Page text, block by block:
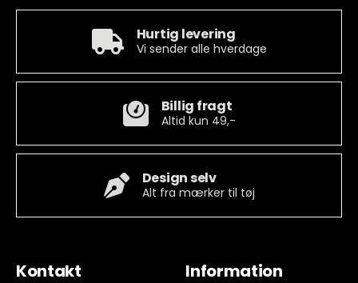
Hurtig levering
Vi sender alle hverdage
Billig fragt
Altid kun 49,-
Design selv
Alt fra mærker til tøj
Kontakt Information